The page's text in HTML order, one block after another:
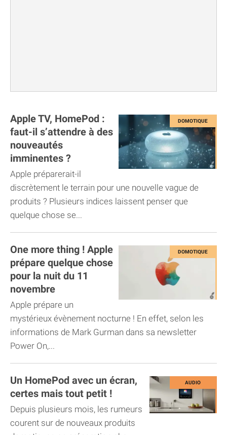
Apple TV, HomePod :
faut-il s’attendre à des
nouveautés
imminentes ?
Apple préparerait-il
discrètement le terrain pour une nouvelle vague de
produits ? Plusieurs indices laissent penser que
quelque chose se...
One more thing ! Apple
prépare quelque chose
pour la nuit du 11
novembre
Apple prépare un
mystérieux évènement nocturne ! En effet, selon les
informations de Mark Gurman dans sa newsletter
Power On,...
Un HomePod avec un écran,
certes mais tout petit !
Depuis plusieurs mois, les rumeurs
courent sur de nouveaux produits